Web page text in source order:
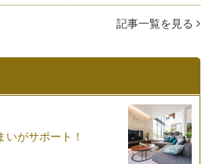
本好きになる理由 その１
室の卒業生さんを対象にアンケート
書かせてもらうようになってからも
読んでく…
がスタートした方もいらっしゃいま
帰とか、お…
記事一覧を見る
がサポート！